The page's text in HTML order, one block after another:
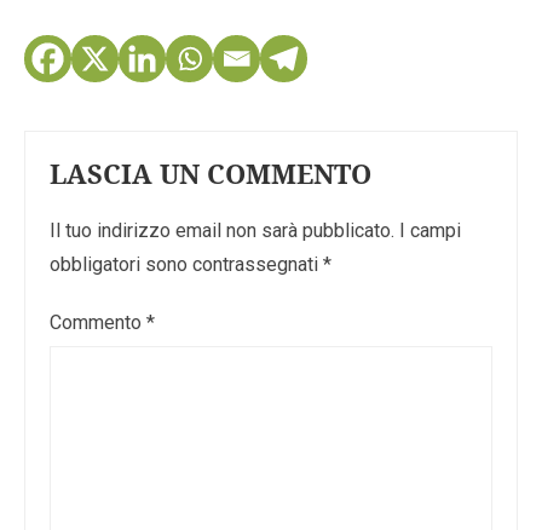
LASCIA UN COMMENTO
Il tuo indirizzo email non sarà pubblicato. I campi
obbligatori sono contrassegnati *
Commento *